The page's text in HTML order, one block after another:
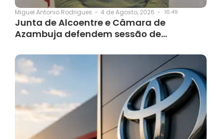
Miguel Antonio Rodrigues - 4 de Agosto, 2026 - 16:49
Junta de Alcoentre e Câmara de
Azambuja defendem sessão de…